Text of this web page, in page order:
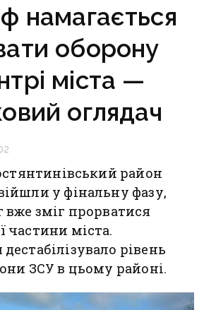
намагається
оборону
міста —
оглядач
район
у фінальну фазу,
вже зміг прорватися
частини міста.
рівень
ЗСУ в цьому районі.